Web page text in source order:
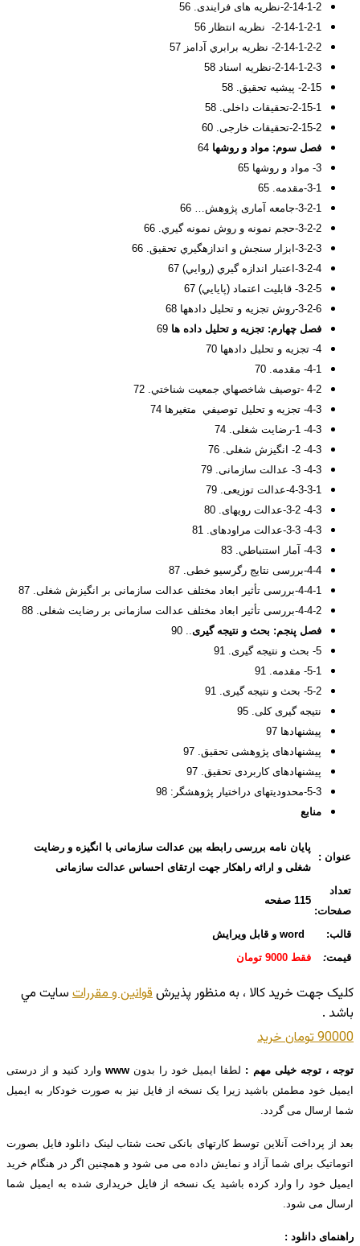
2-14-1-2-نظریه های فرایندی. 56
2-14-1-2-1- نظريه انتظار 56
2-14-1-2-2- نظريه برابري آدامز 57
2-14-1-2-3-نظريه اسناد 58
2-15- پیشیه تحقیق. 58
2-15-1-تحقیقات داخلی. 58
2-15-2-تحقیقات خارجی. 60
فصل سوم: مواد و روشها
3- مواد و روشها 65
3-1-مقدمه. 65
3-2-1-جامعه آماری پژوهش… 66
3-2-2-حجم نمونه و روش نمونه گيري. 66
3-2-3-ابزار سنجش و اندازهگيري تحقيق. 66
3-2-4-اعتبار اندازه گيري (روايي) 67
3-2-5- قابليت اعتماد (پايايي) 67
3-2-6-روش تجزيه و تحليل داده­ها 68
فصل چهارم: تجزیه و تحلیل داده ها
4- تجزیه و تحلیل داده­ها 70
4-1- مقدمه. 70
4-2 -توصيف شاخصهاي جمعيت شناختي. 72
4-3- تجزيه و تحليل توصيفي متغيرها 74
4-3- 1-رضایت شغلی. 74
4-3- 2- انگیزش شغلی. 76
4-3- 3- عدالت سازمانی. 79
4-3-3-1-عدالت توزیعی. 79
4-3- 3-2-عدالت رویهای. 80
4-3- 3-3-عدالت مراوده­ای. 81
4-3- آمار استنباطي. 83
4-4-بررسی نتایج رگرسیو خطی. 87
4-4-1-بررسی تأثیر ابعاد مختلف عدالت سازمانی بر انگیزش شغلی. 87
4-4-2-بررسی تأثیر ابعاد مختلف عدالت سازمانی بر رضایت شغلی. 88
فصل پنجم: بحث و نتیجه گیری.. 90
5- بحث و نتیجه گیری. 91
5-1- مقدمه. 91
5-2- بحث و نتیجه گیری. 91
نتیجه گیری کلی. 95
پیشنهادها 97
پیشنهادهای پژوهشی تحقیق. 97
پیشنهادهای کاربردی تحقیق. 97
5-3-محدودیتهای دراختیار پژوهشگر: 98
منابع
عنوان :
پایان نامه بررسی رابطه بین عدالت سازمانی با انگیزه و رضایت
شغلی و ارائه راهکار جهت ارتقای احساس عدالت سازمانی
تعداد
صفحات:
115 صفحه
قالب:
قیمت: فقط 9000 تومان
کليک جهت خريد کالا ، به منظور پذيرشقوانين و مقررات سايت مي
باشد .
90000 تومان
خريد
توجه ، توجه خیلی مهم : لطفا ایمیل خود را بدون www
وارد کنید و از درستی
ایمیل خود مطمئن باشید زیرا یک نسخه از فایل نیز به صورت خودکار به ایمیل
شما ارسال می گردد.
بعد از پرداخت آنلاین توسط کارتهای بانکی تحت شتاب لینک دانلود فایل بصورت
اتوماتیک برای شما آزاد و نمایش داده می می شود و همچنین اگر در هنگام خرید
ایمیل خود را وارد کرده باشید یک نسخه از فایل خریداری شده به ایمیل شما
ارسال می شود.
راهنمای دانلود :